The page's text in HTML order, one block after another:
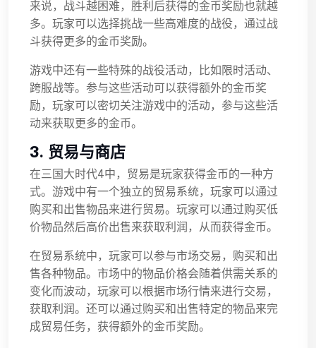
来说，战斗越困难，胜利后获得的金币奖励也就越
多。玩家可以选择挑战一些高难度的战役，通过战
斗获得更多的金币奖励。
游戏中还有一些特殊的战役活动，比如限时活动、
跨服战等。参与这些活动可以获得额外的金币奖
励，玩家可以密切关注游戏中的活动，参与这些活
动来获取更多的金币。
3. 贸易与商店
在三国大时代4中，贸易是玩家获得金币的一种方
式。游戏中有一个独立的贸易系统，玩家可以通过
购买和出售物品来进行贸易。玩家可以通过购买低
价物品然后高价出售来获取利润，从而获得金币。
在贸易系统中，玩家可以参与市场交易，购买和出
售各种物品。市场中的物品价格会随着供需关系的
变化而波动，玩家可以根据市场行情来进行交易，
获取利润。还可以通过购买和出售特定的物品来完
成贸易任务，获得额外的金币奖励。